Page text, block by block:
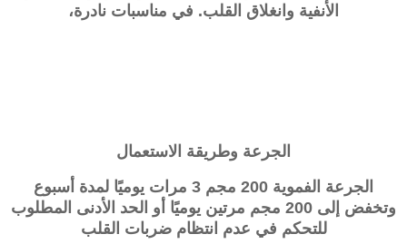
الأنفية وانغلاق القلب. في مناسبات نادرة،
الجرعة وطريقة الاستعمال
الجرعة الفموية 200 مجم 3 مرات يوميًا لمدة أسبوع
وتخفض إلى 200 مجم مرتين يوميًا أو الحد الأدنى المطلوب
للتحكم في عدم انتظام ضربات القلب